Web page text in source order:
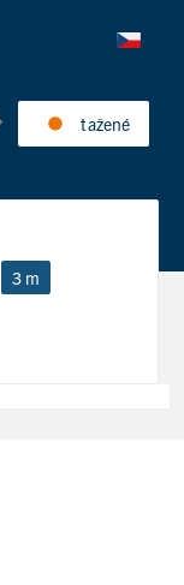
tažené
3 m